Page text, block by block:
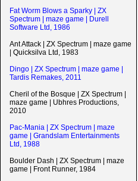
Fat Worm Blows a Sparky | ZX
Spectrum | maze game | Durell
Software Ltd, 1986
Ant Attack | ZX Spectrum | maze game
| Quicksilva Ltd, 1983
Dingo | ZX Spectrum | maze game |
Tardis Remakes, 2011
Cheril of the Bosque | ZX Spectrum |
maze game | Ubhres Productions,
2010
Pac-Mania | ZX Spectrum | maze
game | Grandslam Entertainments
Ltd, 1988
Boulder Dash | ZX Spectrum | maze
game | Front Runner, 1984